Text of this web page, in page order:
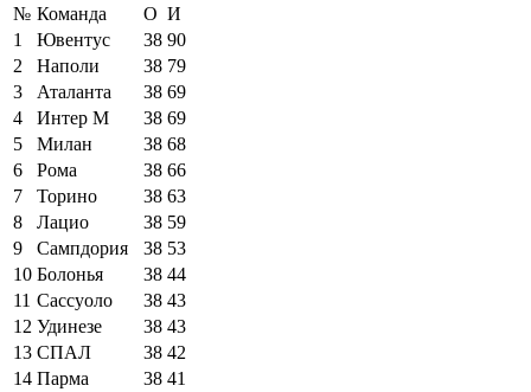
№ Команда О И
1
Ювентус 38 90
2
Наполи 38 79
3
Аталанта 38 69
4
Интер М 38 69
5
Милан 38 68
6
Рома 38 66
7
Торино 38 63
8
Лацио 38 59
9
Сампдория 38 53
10 Болонья 38 44
11 Сассуоло 38 43
12 Удинезе 38 43
13 СПАЛ 38 42
14 Парма 38 41